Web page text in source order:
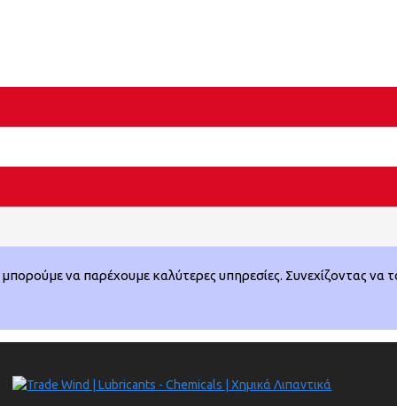
να παρέχουμε καλύτερες υπηρεσίες. Συνεχίζοντας να